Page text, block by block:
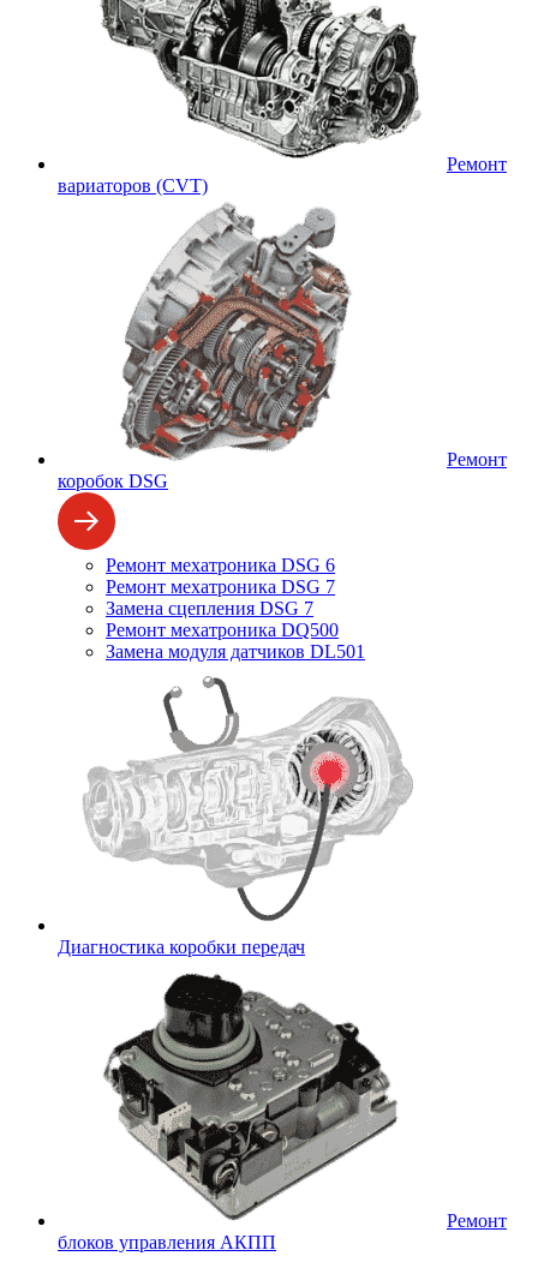
Ремонт
вариаторов (CVT)
Ремонт
коробок DSG
Ремонт мехатроника DSG 6
Ремонт мехатроника DSG 7
Замена сцепления DSG 7
Ремонт мехатроника DQ500
Замена модуля датчиков DL501
Диагностика коробки передач
Ремонт
блоков управления АКПП